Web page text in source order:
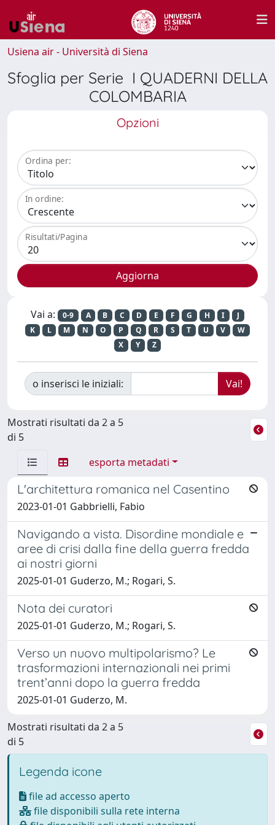
Usiena air - Università di Siena
Sfoglia per Serie I QUADERNI DELLA
COLOMBARIA
Opzioni
Ordina per:
In ordine:
Risultati/Pagina
Vai a: 0-9 A B C D E F G H I
J
K
L M N O P Q R S T U V
W
X
Y Z
o inserisci le iniziali:
Mostrati risultati da 2 a 5
di 5
esporta metadati
L'architettura romanica nel Casentino
2023-01-01 Gabbrielli, Fabio
Navigando a vista. Disordine mondiale e
aree di crisi dalla fine della guerra fredda
ai nostri giorni
2025-01-01 Guderzo, M.; Rogari, S.
Nota dei curatori
2025-01-01 Guderzo, M.; Rogari, S.
Verso un nuovo multipolarismo? Le
trasformazioni internazionali nei primi
trent’anni dopo la guerra fredda
2025-01-01 Guderzo, M.
Mostrati risultati da 2 a 5
di 5
Legenda icone
file ad accesso aperto
file disponibili sulla rete interna